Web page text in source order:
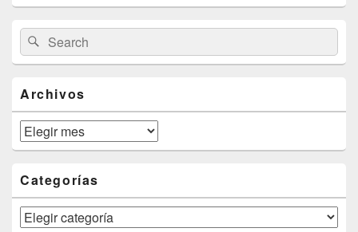
Primary
Sidebar
Widget
Area
Search
for:
Search
Archivos
Archivos
Categorías
Categorías